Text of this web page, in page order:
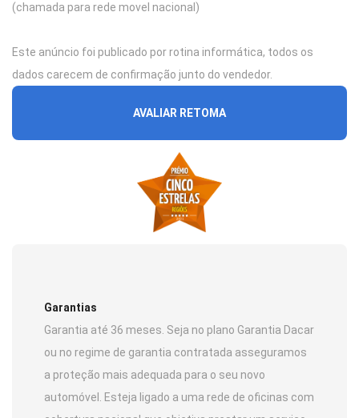
(chamada para rede movel nacional)
Este anúncio foi publicado por rotina informática, todos os
dados carecem de confirmação junto do vendedor.
AVALIAR RETOMA
Garantias
Garantia até 36 meses. Seja no plano Garantia Dacar
ou no regime de garantia contratada asseguramos
a proteção mais adequada para o seu novo
automóvel. Esteja ligado a uma rede de oficinas com